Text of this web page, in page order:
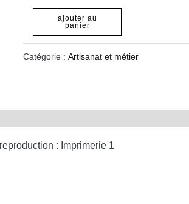
ajouter au
panier
Catégorie :Artisanat et métier
: Imprimerie 1